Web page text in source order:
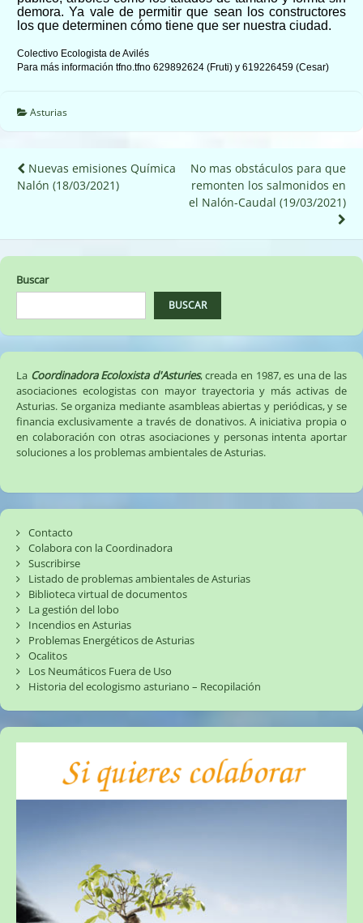
demora.Ya vale de permitir que sean los constructores
los que determinen cómo tiene que ser nuestra ciudad.
Colectivo Ecologista de Avilés
Para más información tfno.tfno 629892624 (Fruti) y 619226459 (Cesar)
Asturias
Navegación
de
Nuevas emisiones Química
Nalón (18/03/2021)
No mas obstáculos para que
remonten los salmonidos en
el Nalón-Caudal (19/03/2021)
Buscar
BUSCAR
La Coordinadora Ecoloxista d'Asturies, creada en 1987, es una de las
asociaciones ecologistas con mayor trayectoria y más activas de
Asturias. Se organiza mediante asambleas abiertas y periódicas, y se
financia exclusivamente a través de donativos. A iniciativa propia o
en colaboración con otras asociaciones y personas intenta aportar
soluciones a los problemas ambientales de Asturias.
Contacto
Colabora con la Coordinadora
Suscribirse
Listado de problemas ambientales de Asturias
Biblioteca virtual de documentos
La gestión del lobo
Incendios en Asturias
Problemas Energéticos de Asturias
Ocalitos
Los Neumáticos Fuera de Uso
Historia del ecologismo asturiano – Recopilación